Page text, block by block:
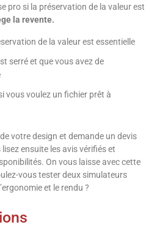
pro si la préservation de la valeur est
la revente.
de la valeur est essentielle
serré et que vous avez de
vous voulez un fichier prêt à
votre design et demande un devis
ensuite les avis vérifiés et
On vous laisse avec cette
vous tester deux simulateurs
et le rendu ?